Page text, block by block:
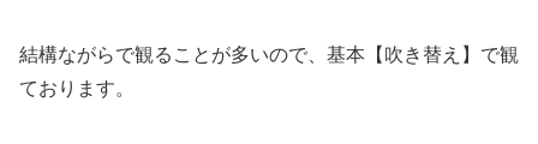
結構ながらで観ることが多いので、基本【吹き替え】で観
ております。